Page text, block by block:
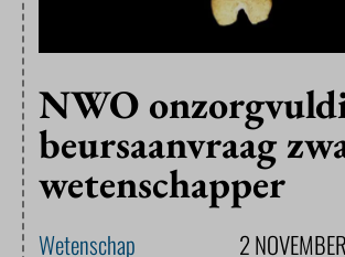
NWO
beursaanvraag
wetenschapper
Wetenschap 2